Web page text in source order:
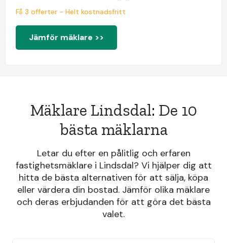
Få 3 offerter - Helt kostnadsfritt
Jämför mäklare >>
Mäklare Lindsdal: De 10
bästa mäklarna
Letar du efter en pålitlig och erfaren
fastighetsmäklare i Lindsdal? Vi hjälper dig att
hitta de bästa alternativen för att sälja, köpa
eller värdera din bostad. Jämför olika mäklare
och deras erbjudanden för att göra det bästa
valet.